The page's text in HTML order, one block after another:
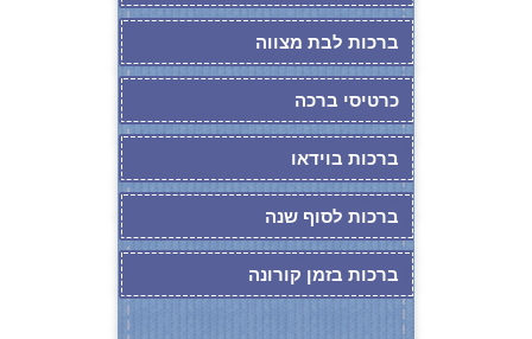
ברכות לבת מצווה
כרטיסי ברכה
ברכות בוידאו
ברכות לסוף שנה
ברכות בזמן קורונה